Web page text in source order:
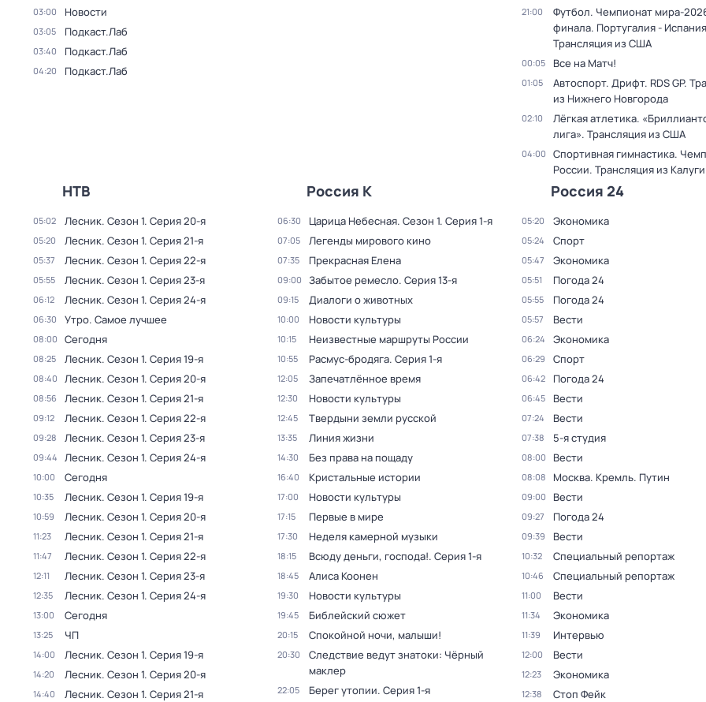
03:00 Новости
03:05 Подкаст.Лаб
03:40 Подкаст.Лаб
04:20 Подкаст.Лаб
21:00
Футбол. Чемпионат мира-
финала. Португалия -
Трансляция из США
00:05 Все на Матч!
01:05
Автоспорт. Дрифт. RDS GP.
из Нижнего Новгорода
02:10
Лёгкая атлетика.
лига». Трансляция из США
04:00
Спортивная гимнастика.
России. Трансляция из Калуги
НТВ
05:02 Лесник. Сезон 1. Серия 20-я
05:20 Лесник. Сезон 1. Серия 21-я
05:37 Лесник. Сезон 1. Серия 22-я
05:55 Лесник. Сезон 1. Серия 23-я
06:12 Лесник. Сезон 1. Серия 24-я
06:30 Утро. Самое лучшее
08:00 Сегодня
08:25 Лесник. Сезон 1. Серия 19-я
08:40 Лесник. Сезон 1. Серия 20-я
08:56 Лесник. Сезон 1. Серия 21-я
09:12 Лесник. Сезон 1. Серия 22-я
09:28 Лесник. Сезон 1. Серия 23-я
09:44 Лесник. Сезон 1. Серия 24-я
10:00 Сегодня
10:35 Лесник. Сезон 1. Серия 19-я
10:59 Лесник. Сезон 1. Серия 20-я
11:23 Лесник. Сезон 1. Серия 21-я
11:47 Лесник. Сезон 1. Серия 22-я
12:11 Лесник. Сезон 1. Серия 23-я
12:35 Лесник. Сезон 1. Серия 24-я
13:00 Сегодня
13:25 ЧП
14:00 Лесник. Сезон 1. Серия 19-я
14:20 Лесник. Сезон 1. Серия 20-я
14:40 Лесник. Сезон 1. Серия 21-я
Россия К
06:30 Царица Небесная. Сезон 1. Серия 1-я
07:05 Легенды мирового кино
07:35 Прекрасная Елена
09:00 Забытое ремесло. Серия 13-я
09:15 Диалоги о животных
10:00 Новости культуры
10:15 Неизвестные маршруты России
10:55 Расмус-бродяга. Серия 1-я
12:05 Запечатлённое время
12:30 Новости культуры
12:45 Твердыни земли русской
13:35 Линия жизни
14:30 Без права на пощаду
16:40 Кристальные истории
17:00 Новости культуры
17:15 Первые в мире
17:30 Неделя камерной музыки
18:15 Всюду деньги, господа!. Серия 1-я
18:45 Алиса Коонен
19:30 Новости культуры
19:45 Библейский сюжет
20:15 Спокойной ночи, малыши!
20:30
Следствие ведут знатоки: Чёрный
маклер
22:05 Берег утопии. Серия 1-я
Россия 24
05:20 Экономика
05:24 Спорт
05:47 Экономика
05:51 Погода 24
05:55 Погода 24
05:57 Вести
06:24 Экономика
06:29 Спорт
06:42 Погода 24
06:45 Вести
07:24 Вести
07:38 5-я студия
08:00 Вести
08:08 Москва. Кремль. Путин
09:00 Вести
09:27 Погода 24
09:39 Вести
10:32 Специальный репортаж
10:46 Специальный репортаж
11:00 Вести
11:34 Экономика
11:39 Интервью
12:00 Вести
12:23 Экономика
12:38 Стоп Фейк